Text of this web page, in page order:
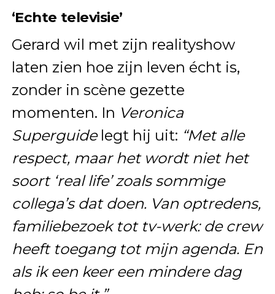
‘Echte televisie’
Gerard wil met zijn realityshow
laten zien hoe zijn leven écht is,
zonder in scène gezette
momenten. In Veronica
Superguidelegt hij uit: “Met alle
respect, maar het wordt niet het
soort ‘real life’ zoals sommige
collega’s dat doen. Van optredens,
familiebezoek tot tv-werk: de crew
heeft toegang tot mijn agenda. En
als ik een keer een mindere dag